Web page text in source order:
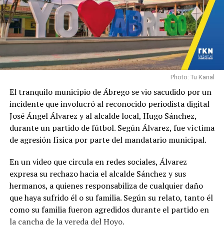
Photo: Tu Kanal
El tranquilo municipio de Ábrego se vio sacudido por un
incidente que involucró al reconocido periodista digital
José Ángel Álvarez y al alcalde local, Hugo Sánchez,
durante un partido de fútbol. Según Álvarez, fue víctima
de agresión física por parte del mandatario municipal.
En un video que circula en redes sociales, Álvarez
expresa su rechazo hacia el alcalde Sánchez y sus
hermanos, a quienes responsabiliza de cualquier daño
que haya sufrido él o su familia. Según su relato, tanto él
como su familia fueron agredidos durante el partido en
la cancha de la vereda del Hoyo.